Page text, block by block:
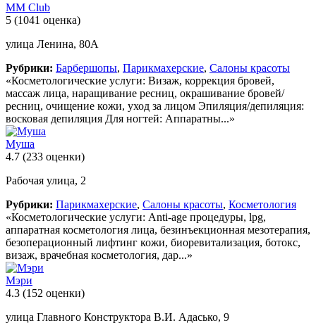
ММ Club
5 (1041 оценка)
улица Ленина, 80А
Рубрики: Барбершопы, Парикмахерские, Салоны красоты
«Косметологические услуги: Визаж, коррекция бровей,
массаж лица, наращивание ресниц, окрашивание бровей/
ресниц, очищение кожи, уход за лицом Эпиляция/депиляция:
восковая депиляция Для ногтей: Аппаратны...»
Муша
4.7 (233 оценки)
Рабочая улица, 2
Рубрики: Парикмахерские, Салоны красоты, Косметология
«Косметологические услуги: Anti-age процедуры, lpg,
аппаратная косметология лица, безинъекционная мезотерапия,
безоперационный лифтинг кожи, биоревитализация, ботокс,
визаж, врачебная косметология, дар...»
Мэри
4.3 (152 оценки)
улица Главного Конструктора В.И. Адасько, 9